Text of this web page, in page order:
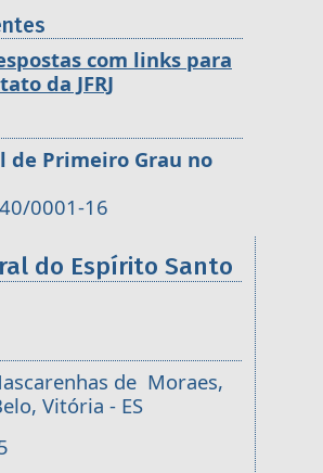
com links para
da JFRJ
de Primeiro Grau no
0001-16
do Espírito Santo
de Moraes,
Vitória - ES